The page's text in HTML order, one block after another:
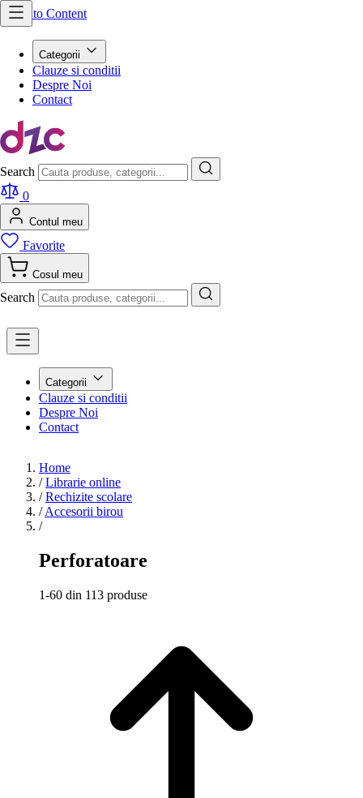
Skip to Content
Categorii
Clauze si conditii
Despre Noi
Contact
Search
0
Contul meu
Favorite
Cosul meu
Search
Categorii
Clauze si conditii
Despre Noi
Contact
Home
/ Librarie online
/ Rechizite scolare
/ Accesorii birou
/
Perforatoare
1-60 din 113 produse